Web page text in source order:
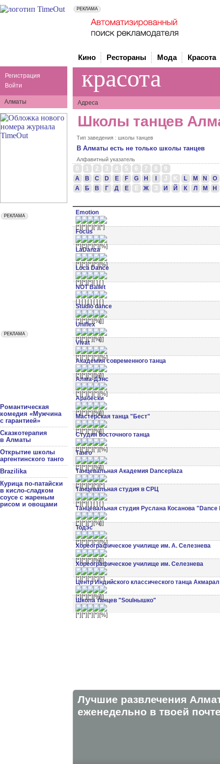
Регистрация
Войти
Алматы
Романтическая
комедия «Мужчина
с гарантией»
Сказкотерапия
в Алматы
Открытие школы
аргентинского танго
Brazilika
Курица по-патайски
в кисло-сладком
соусе с жареным
рисом и овощами
Кино Рестораны Мода Красота
красота
Адреса
Школы танцев
Тип заведения : школы танцев
В Алматы есть не только школы танцев
Алфавитный указатель
0 1 2 3 4 5 6 7 8
9
A
B C D E F G H J K L M N
O
А
Б В Г Д Е Ё Ж З И Й К Л М Н
Emotion
Focus
LaDanza
Loca Dance
NOT Ballet
Studio dance
Uniflex
Vivat
Академия современного танца
Алма-Дэнс
Арабески
Мастерская танца "Бест"
Студия восточного танца
Танго
Танцевальная Академия Danceplaza
Танцевальная студия в СРЦ
Танцевальная студия Руслана Косанова "Dance
Тодэс
Хореографическое училище им. А. Селезнева
Хореографическое училище им. Селезнева
Центр Индийского классического танца
Школа танцев "Soulнышко"
Лучшие развлечения
eженедельно в твоей